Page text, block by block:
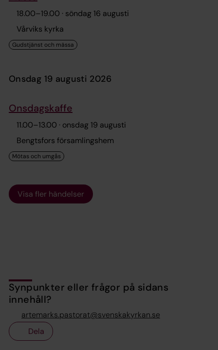
18.00–19.00 · söndag 16 augusti
Vårviks kyrka
onsdag 19 augusti 2026
Onsdagskaffe
11.00–13.00 · onsdag 19 augusti
Bengtsfors församlingshem
Visa fler händelser
Synpunkter eller frågor på sidans
innehåll?
artemarks.pastorat@svenskakyrkan.se
Dela